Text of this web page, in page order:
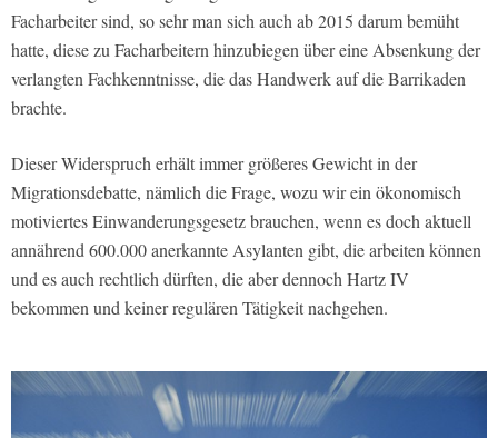
Facharbeiter sind, so sehr man sich auch ab 2015 darum bemüht
hatte, diese zu Facharbeitern hinzubiegen über eine Absenkung der
verlangten Fachkenntnisse, die das Handwerk auf die Barrikaden
brachte.
Dieser Widerspruch erhält immer größeres Gewicht in der
Migrationsdebatte, nämlich die Frage, wozu wir ein ökonomisch
motiviertes Einwanderungsgesetz brauchen, wenn es doch aktuell
annährend 600.000 anerkannte Asylanten gibt, die arbeiten können
und es auch rechtlich dürften, die aber dennoch Hartz IV
bekommen und keiner regulären Tätigkeit nachgehen.